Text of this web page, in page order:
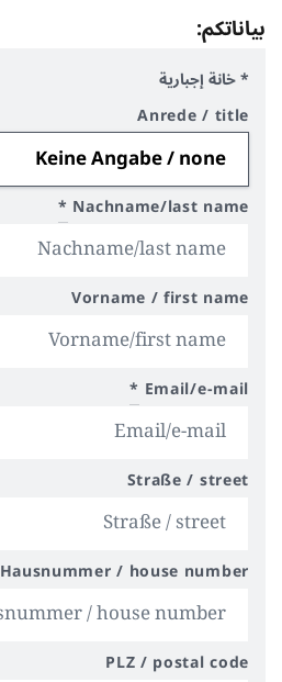
بياناتكم:
* خانة إجبارية
Anrede / title
Nachname/last name
*
Vorname / first name
Email/e-mail
*
Straße / street
Hausnummer / house number
PLZ / postal code